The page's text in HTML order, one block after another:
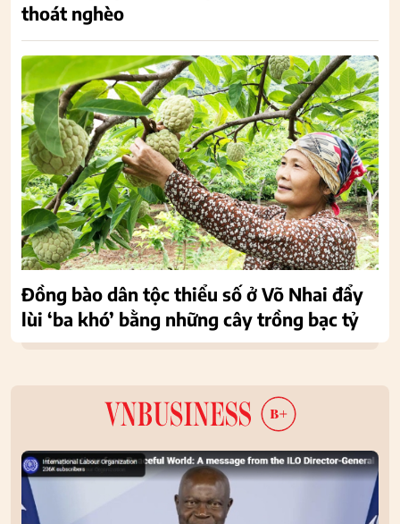
thoát nghèo
Đồng bào dân tộc thiểu số ở Võ Nhai đẩy
lùi ‘ba khó’ bằng những cây trồng bạc tỷ